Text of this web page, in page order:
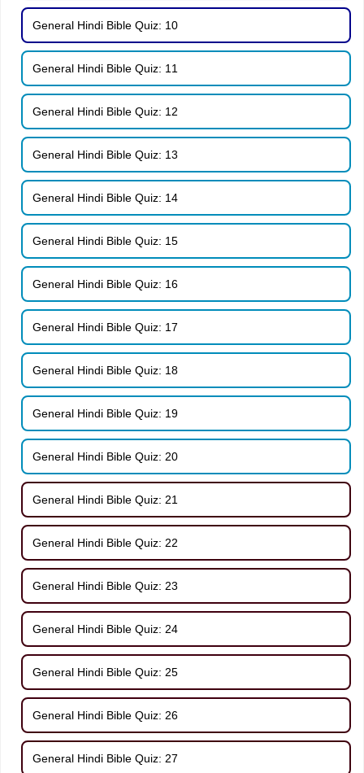
General Hindi Bible Quiz: 10
General Hindi Bible Quiz: 11
General Hindi Bible Quiz: 12
General Hindi Bible Quiz: 13
General Hindi Bible Quiz: 14
General Hindi Bible Quiz: 15
General Hindi Bible Quiz: 16
General Hindi Bible Quiz: 17
General Hindi Bible Quiz: 18
General Hindi Bible Quiz: 19
General Hindi Bible Quiz: 20
General Hindi Bible Quiz: 21
General Hindi Bible Quiz: 22
General Hindi Bible Quiz: 23
General Hindi Bible Quiz: 24
General Hindi Bible Quiz: 25
General Hindi Bible Quiz: 26
General Hindi Bible Quiz: 27